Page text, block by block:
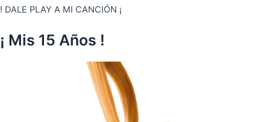
! DALE PLAY A MI CANCIÓN ¡
¡ Mis 15 Años !